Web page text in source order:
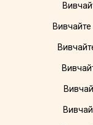
Вивчайте